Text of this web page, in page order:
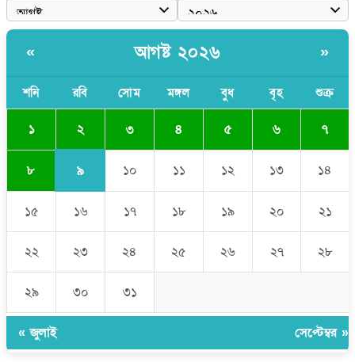
পাঁচ দেশি মাছে মিলল মাইক্রোপ্লাস্টিক, সবচেয়ে বেশি কই মাছে
বাংলাদেশী কর্মীদের আকামা নিয়ে বড় সুখবর দিলো সৌদি সরকার
ভারতের পূর্ব সীমান্তে এখন ‘আরেকটি পাকিস্তান’ গড়ে উঠেছে: সজীব
ওয়াজেদ জয়
« আগষ্ট ২০২৬ »
শনি রবি সোম মঙ্গল বুধ বৃহ শুক্র
১ ২ ৩ ৪ ৫ ৬ ৭
৮ ৯ ১০ ১১ ১২ ১৩ ১৪
১৫ ১৬ ১৭ ১৮ ১৯ ২০ ২১
২২ ২৩ ২৪ ২৫ ২৬ ২৭ ২৮
২৯ ৩০ ৩১
« জুলাই সেপ্টেম্বর »